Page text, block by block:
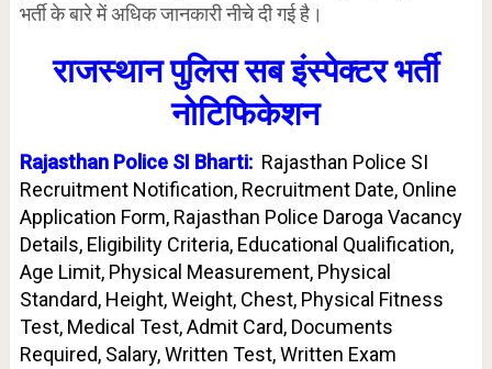
भर्ती के बारे में अधिक जानकारी नीचे दी गई है।
राजस्थान पुलिस सब इंस्पेक्टर भर्ती
नोटिफिकेशन
Rajasthan Police SI Bharti: Rajasthan Police SI
Recruitment Notification, Recruitment Date, Online
Application Form, Rajasthan Police Daroga Vacancy
Details, Eligibility Criteria, Educational Qualification,
Age Limit, Physical Measurement, Physical
Standard, Height, Weight, Chest, Physical Fitness
Test, Medical Test, Admit Card, Documents
Required, Salary, Written Test, Written Exam